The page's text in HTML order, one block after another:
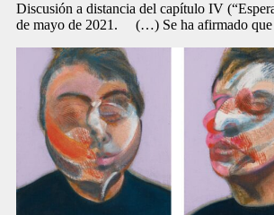
Discusión a distancia del capítulo IV
de mayo de 2021. (…) Se ha afirmado que